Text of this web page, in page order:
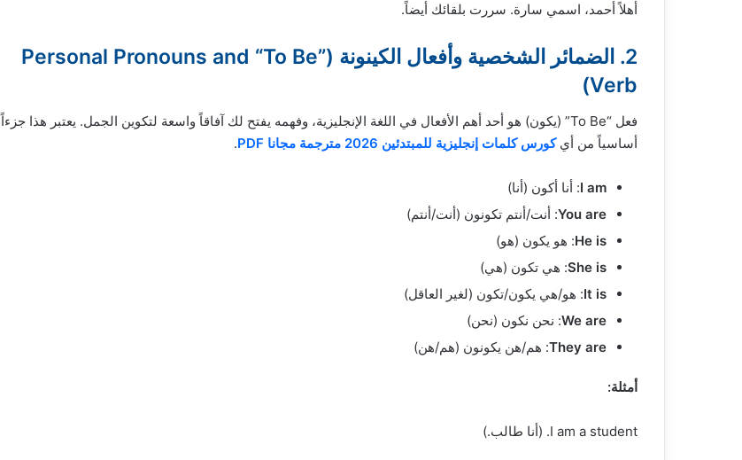
أهلاً أحمد، اسمي سارة. سررت بلقائك أيضاً.
2. الضمائر الشخصية وأفعال الكينونة (Personal Pronouns and “To Be”
Verb)
فعل “To Be” (يكون) هو أحد أهم الأفعال في اللغة الإنجليزية، وفهمه يفتح لك آفاقاً واسعة لتكوين الجمل. يعتبر هذا جزءاً
أساسياً من أيكورس كلمات إنجليزية للمبتدئين 2026 مترجمة مجانا PDF .
I am: أنا أكون (أنا)
You are: أنت/أنتم تكونون (أنت/أنتم)
He is: هو يكون (هو)
She is: هي تكون (هي)
It is: هو/هي يكون/تكون (لغير العاقل)
We are: نحن نكون (نحن)
They are: هم/هن يكونون (هم/هن)
أمثلة:
I am a student. (أنا طالب.)